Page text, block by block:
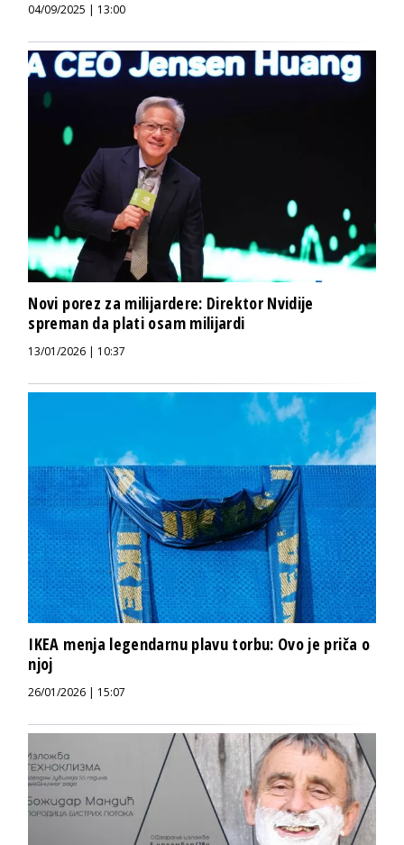
04/09/2025 | 13:00
Novi porez za milijardere: Direktor Nvidije
spreman da plati osam milijardi
13/01/2026 | 10:37
IKEA menja legendarnu plavu torbu: Ovo je priča o
njoj
26/01/2026 | 15:07